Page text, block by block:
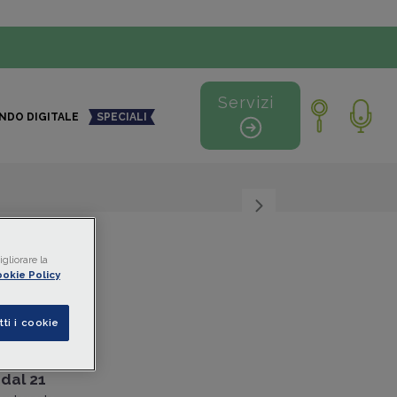
DIGITALE SPECIALI
Servizi
dal 21
la
Policy
i cookie